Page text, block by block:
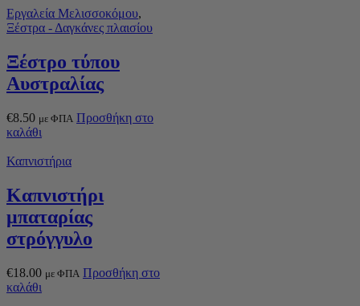
Εργαλεία Μελισσοκόμου,
Ξέστρα - Δαγκάνες πλαισίου
Ξέστρο τύπου
Αυστραλίας
€8.50 με ΦΠΑ Προσθήκη στο
καλάθι
Καπνιστήρια
Καπνιστήρι
μπαταρίας
στρόγγυλο
€18.00 με ΦΠΑ Προσθήκη στο
καλάθι